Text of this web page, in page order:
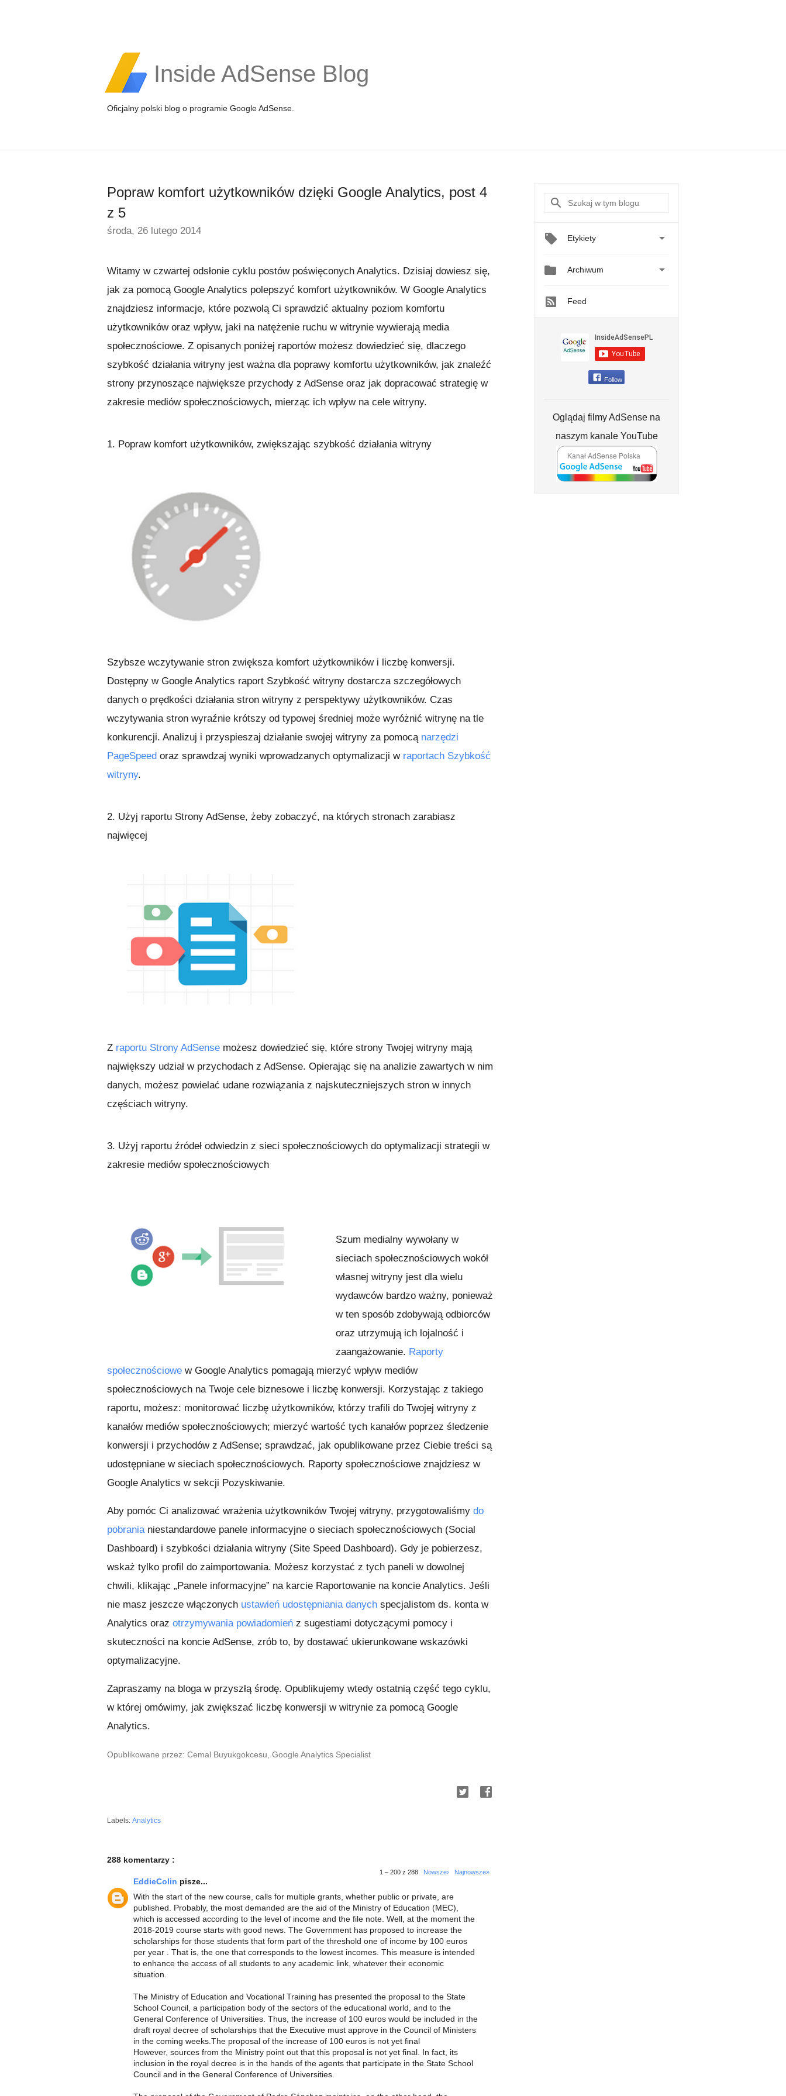
Inside AdSense Blog
Oficjalny polski blog o programie Google AdSense.
Popraw komfort użytkowników dzięki Google Analytics, post 4
z 5
środa, 26 lutego 2014
Witamy w czwartej odsłonie cyklu postów poświęconych Analytics. Dzisiaj dowiesz się,
jak za pomocą Google Analytics polepszyć komfort użytkowników. W Google Analytics
znajdziesz informacje, które pozwolą Ci sprawdzić aktualny poziom komfortu
użytkowników oraz wpływ, jaki na natężenie ruchu w witrynie wywierają media
społecznościowe. Z opisanych poniżej raportów możesz dowiedzieć się, dlaczego
szybkość działania witryny jest ważna dla poprawy komfortu użytkowników, jak znaleźć
strony przynoszące największe przychody z AdSense oraz jak dopracować strategię w
zakresie mediów społecznościowych, mierząc ich wpływ na cele witryny.
1. Popraw komfort użytkowników, zwiększając szybkość działania witryny
Szybsze wczytywanie stron zwiększa komfort użytkowników i liczbę konwersji.
Dostępny w Google Analytics raport Szybkość witryny dostarcza szczegółowych
danych o prędkości działania stron witryny z perspektywy użytkowników. Czas
wczytywania stron wyraźnie krótszy od typowej średniej może wyróżnić witrynę na tle
konkurencji. Analizuj i przyspieszaj działanie swojej witryny za pomocą narzędzi
PageSpeed oraz sprawdzaj wyniki wprowadzanych optymalizacji w raportach Szybkość
witryny.
2. Użyj raportu Strony AdSense, żeby zobaczyć, na których stronach zarabiasz
najwięcej
Z raportu Strony AdSense możesz dowiedzieć się, które strony Twojej witryny mają
największy udział w przychodach z AdSense. Opierając się na analizie zawartych w nim
danych, możesz powielać udane rozwiązania z najskuteczniejszych stron w innych
częściach witryny.
3. Użyj raportu źródeł odwiedzin z sieci społecznościowych do optymalizacji strategii w
zakresie mediów społecznościowych
Szum medialny wywołany w
sieciach społecznościowych wokół
własnej witryny jest dla wielu
wydawców bardzo ważny, ponieważ
w ten sposób zdobywają odbiorców
oraz utrzymują ich lojalność i
zaangażowanie. Raporty
społecznościowe w Google Analytics pomagają mierzyć wpływ mediów
społecznościowych na Twoje cele biznesowe i liczbę konwersji. Korzystając z takiego
raportu, możesz: monitorować liczbę użytkowników, którzy trafili do Twojej witryny z
kanałów mediów społecznościowych; mierzyć wartość tych kanałów poprzez śledzenie
konwersji i przychodów z AdSense; sprawdzać, jak opublikowane przez Ciebie treści są
udostępniane w sieciach społecznościowych. Raporty społecznościowe znajdziesz w
Google Analytics w sekcji Pozyskiwanie.
Aby pomóc Ci analizować wrażenia użytkowników Twojej witryny, przygotowaliśmy do
pobranianiestandardowe panele informacyjne o sieciach społecznościowych (Social
Dashboard) i szybkości działania witryny (Site Speed Dashboard). Gdy je pobierzesz,
wskaż tylko profil do zaimportowania. Możesz korzystać z tych paneli w dowolnej
chwili, klikając „Panele informacyjne” na karcie Raportowanie na koncie Analytics. Jeśli
nie masz jeszcze włączonych ustawień udostępniania danych specjalistom ds. konta w
Analytics oraz otrzymywania powiadomień z sugestiami dotyczącymi pomocy i
skuteczności na koncie AdSense, zrób to, by dostawać ukierunkowane wskazówki
optymalizacyjne.
Zapraszamy na bloga w przyszłą środę. Opublikujemy wtedy ostatnią część tego cyklu,
w której omówimy, jak zwiększać liczbę konwersji w witrynie za pomocą Google
Analytics.
Opublikowane przez: Cemal Buyukgokcesu, Google Analytics Specialist
Labels: Analytics
288 komentarzy :
1 – 200 z 288 Nowsze› Najnowsze»
EddieColin pisze...
With the start of the new course, calls for multiple grants, whether public or private, are
published. Probably, the most demanded are the aid of the Ministry of Education (MEC),
which is accessed according to the level of income and the file note. Well, at the moment the
2018-2019 course starts with good news. The Government has proposed to increase the
scholarships for those students that form part of the threshold one of income by 100 euros
per year . That is, the one that corresponds to the lowest incomes. This measure is intended
to enhance the access of all students to any academic link, whatever their economic
situation.
The Ministry of Education and Vocational Training has presented the proposal to the State
School Council, a participation body of the sectors of the educational world, and to the
General Conference of Universities. Thus, the increase of 100 euros would be included in the
draft royal decree of scholarships that the Executive must approve in the Council of Ministers
in the coming weeks.The proposal of the increase of 100 euros is not yet final
However, sources from the Ministry point out that this proposal is not yet final. In fact, its
inclusion in the royal decree is in the hands of the agents that participate in the State School
Council and in the General Conference of Universities.
Etykiety 
 Archiwum 
Feed
Follow
Oglądaj filmy AdSense na
naszym kanale YouTube